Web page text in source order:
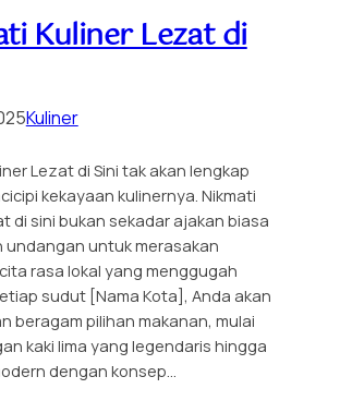
Kuliner Lezat di
Kuliner
Lezat di Sini tak akan lengkap
kekayaan kulinernya. Nikmati
di sini bukan sekadar ajakan biasa
undangan untuk merasakan
rasa lokal yang menggugah
sudut [Nama Kota], Anda akan
beragam pilihan makanan, mulai
kaki lima yang legendaris hingga
dengan konsep…